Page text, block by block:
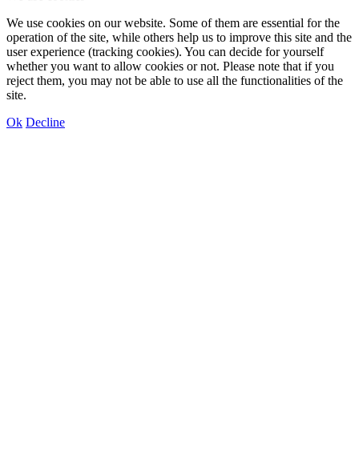
We use cookies on our website. Some of them are essential for the
operation of the site, while others help us to improve this site and the
user experience (tracking cookies). You can decide for yourself
whether you want to allow cookies or not. Please note that if you
reject them, you may not be able to use all the functionalities of the
site.
Ok Decline